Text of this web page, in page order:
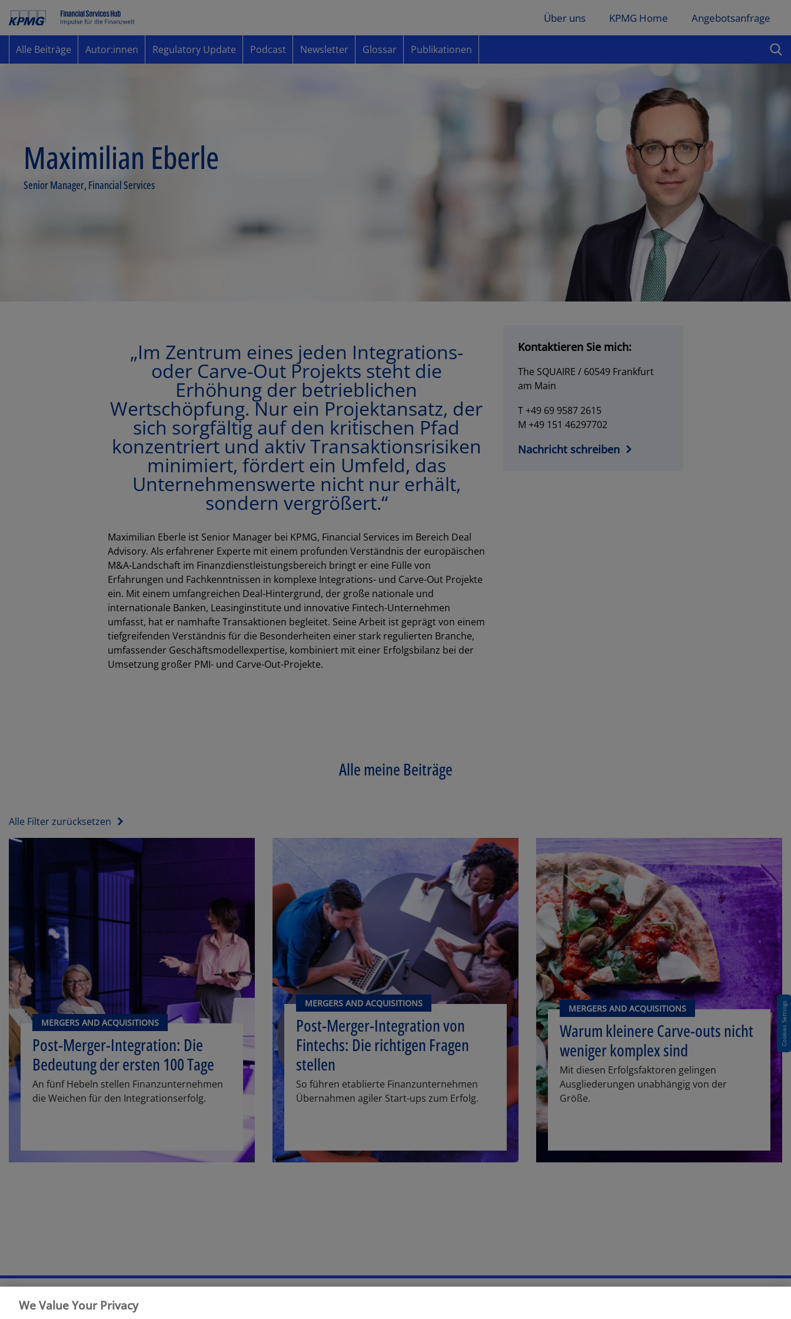
Cookies Settings
Über uns KPMG Home Angebotsanfrage
Alle Beiträge Autor:innen Regulatory Update Podcast Newsletter Glossar Publikationen
Maximilian Eberle
Senior Manager, Financial Services
„Im Zentrum eines jeden Integrations-
oder Carve-Out Projekts steht die
Erhöhung der betrieblichen
Wertschöpfung. Nur ein Projektansatz, der
sich sorgfältig auf den kritischen Pfad
konzentriert und aktiv Transaktionsrisiken
minimiert, fördert ein Umfeld, das
Unternehmenswerte nicht nur erhält,
sondern vergrößert.“
Maximilian Eberle ist Senior Manager bei KPMG, Financial Services im Bereich Deal
Advisory. Als erfahrener Experte mit einem profunden Verständnis der europäischen
M&A-Landschaft im Finanzdienstleistungsbereich bringt er eine Fülle von
Erfahrungen und Fachkenntnissen in komplexe Integrations- und Carve-Out Projekte
ein. Mit einem umfangreichen Deal-Hintergrund, der große nationale und
internationale Banken, Leasinginstitute und innovative Fintech-Unternehmen
umfasst, hat er namhafte Transaktionen begleitet. Seine Arbeit ist geprägt von einem
tiefgreifenden Verständnis für die Besonderheiten einer stark regulierten Branche,
umfassender Geschäftsmodellexpertise, kombiniert mit einer Erfolgsbilanz bei der
Umsetzung großer PMI- und Carve-Out-Projekte.
Kontaktieren Sie mich:
The SQUAIRE / 60549 Frankfurt
am Main
T +49 69 9587 2615
M +49 151 46297702
Nachricht schreiben
Alle meine Beiträge
Alle Filter zurücksetzen
MERGERS AND ACQUISITIONS
Post-Merger-Integration: Die
Bedeutung der ersten 100 Tage
An fünf Hebeln stellen Finanzunternehmen
die Weichen für den Integrationserfolg.
MERGERS AND ACQUISITIONS
Post-Merger-Integration von
Fintechs: Die richtigen Fragen
stellen
So führen etablierte Finanzunternehmen
Übernahmen agiler Start-ups zum Erfolg.
MERGERS AND ACQUISITIONS
Warum kleinere Carve-outs nicht
weniger komplex sind
Mit diesen Erfolgsfaktoren gelingen
Ausgliederungen unabhängig von der
Größe.
Rechtliche Hinweise Datenschutzerklärung
We Value Your Privacy